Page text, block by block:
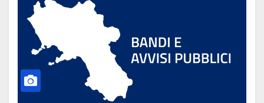
un punto…